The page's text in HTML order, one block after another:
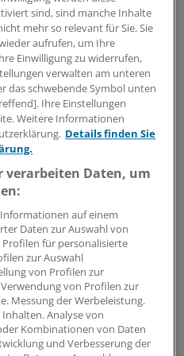
zuständig ist, auf
in der
Abfragen zu
Beiträge dazu leisten,
Professor Astrid Zobel,
vor.
ihre
Die
Schlichtungsstellen der
Entscheidungen zu
getroffen.
oder mangelnde
Orthopäden
sind, sind manche Inhalte
mehr so relevant für Sie. Sie
aufrufen, um Ihre
Einwilligung zu widerrufen,
verwalten am unteren
das schwebende Symbol unten
Ihre Einstellungen
Weitere Informationen
Details finden Sie
verarbeiten Daten, um
auf einem
Daten zur Auswahl von
für personalisierte
zur Auswahl
von Profilen zur
von Profilen zur
Messung der Werbeleistung.
Analyse von
Kombinationen von Daten
und Verbesserung der